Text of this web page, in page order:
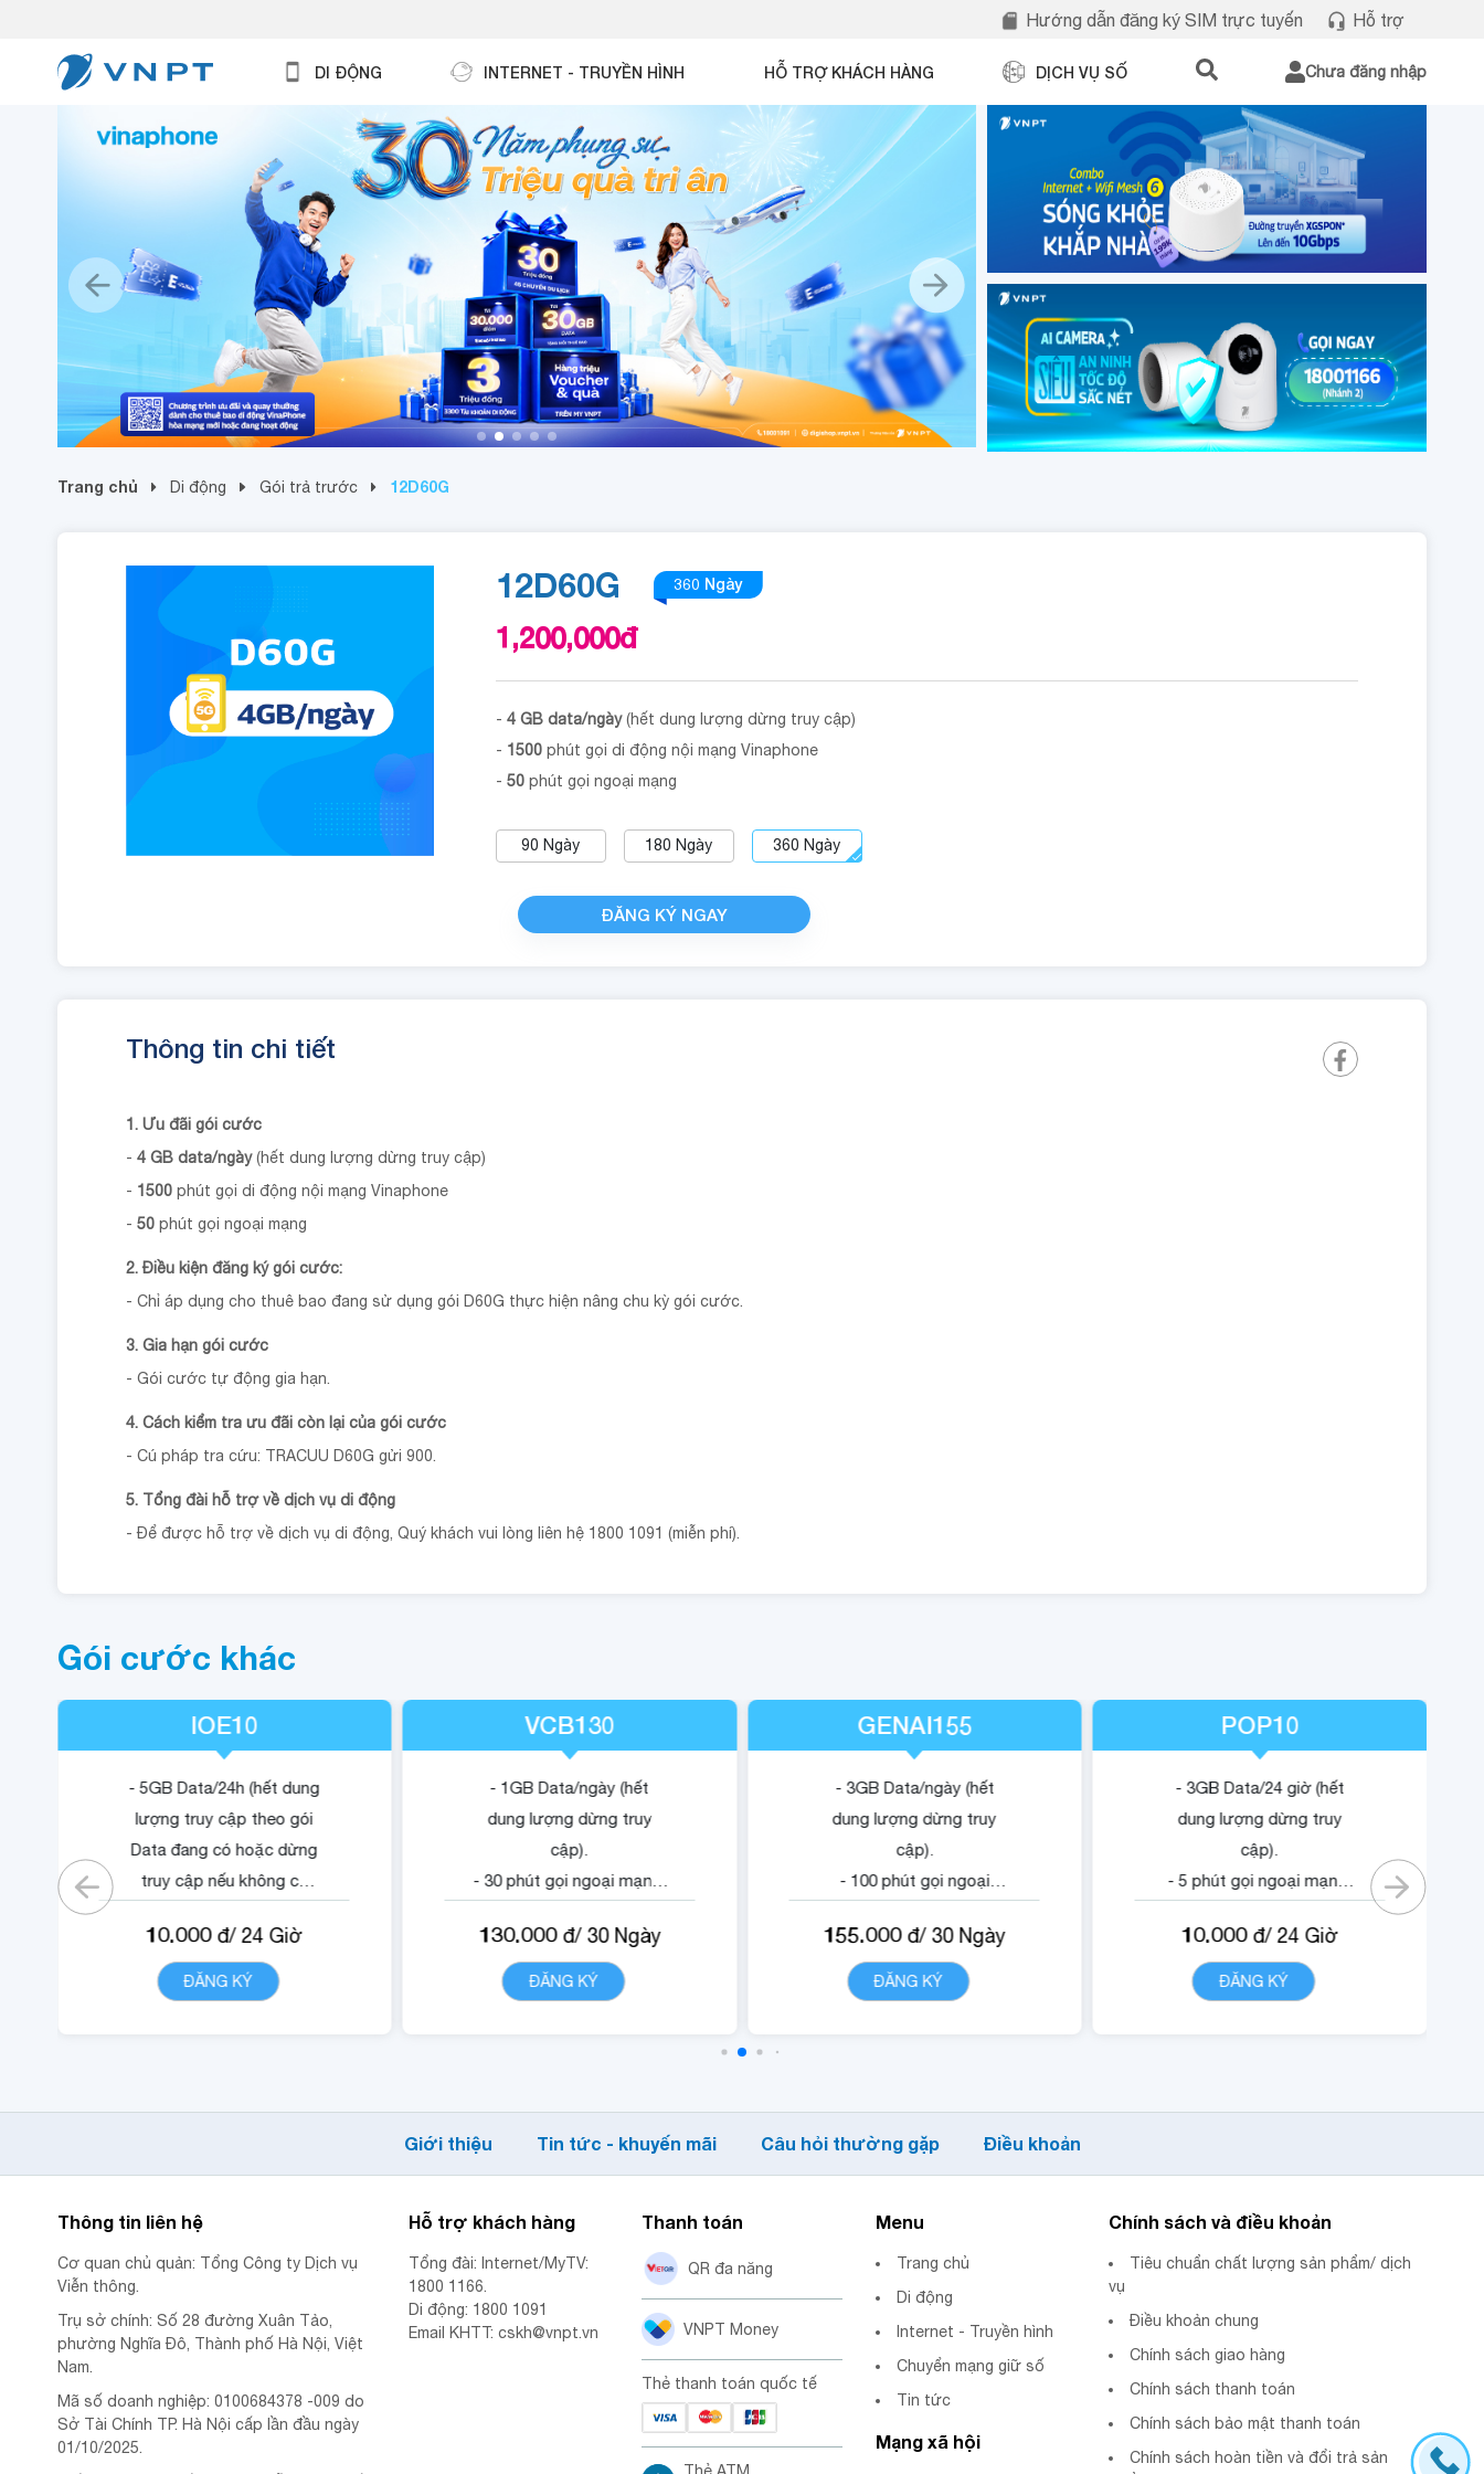
Hướng dẫn đăng ký SIM trực tuyến Hỗ trợ
DI ĐỘNG INTERNET - TRUYỀN HÌNH HỖ TRỢ KHÁCH HÀNG DỊCH VỤ SỐ Chưa đăng nhập
Trang chủ Di động Gói trả trước 12D60G
12D60G 360 Ngày
1,200,000đ
- 4 GB data/ngày(hết dung lượng dừng truy cập)
- 1500phút gọi di động nội mạng Vinaphone
- 50phút gọi ngoại mạng
90 Ngày 180 Ngày 360 Ngày
ĐĂNG KÝ NGAY
Thông tin chi tiết
1. Ưu đãi gói cước
- 4 GB data/ngày(hết dung lượng dừng truy cập)
- 1500 phút gọi di động nội mạng Vinaphone
- 50 phút gọi ngoại mạng
2. Điều kiện đăng ký gói cước:
- Chỉ áp dụng cho thuê bao đang sử dụng gói D60G thực hiện nâng chu kỳ gói cước.
3. Gia hạn gói cước
- Gói cước tự động gia hạn.
4. Cách kiểm tra ưu đãi còn lại của gói cước
- Cú pháp tra cứu: TRACUU D60G gửi 900.
5. Tổng đài hỗ trợ về dịch vụ di động
- Để được hỗ trợ về dịch vụ di động, Quý khách vui lòng liên hệ 1800 1091 (miễn phí).
Gói cước khác
IOE10
- 5GB Data/24h (hết dung
lượng truy cập theo gói
Data đang có hoặc dừng
truy cập nếu không có
- 05 phút ngoại mạng .
- Không tính cước cuộc
gọi nội mạng di động
10.000đ/ 24 Giờ
ĐĂNG KÝ
VCB130
- 1GB Data/ngày (hết
dung lượng dừng truy
cập).
- 30 phút gọi ngoại mạng.
mạng VNP.
- Quyền lợi sử dụng nội
dung dịch vụ VNPT
130.000đ/ 30 Ngày
CHI TIẾT ĐĂNG KÝ
GENAI155
- 3GB Data/ngày (hết
dung lượng dừng truy
cập).
- 100 phút gọi ngoại
- 1500 phút gọi di động nội
mạng VinaPhone.
- Miễn phí data truy cập
155.000đ/ 30 Ngày
CHI TIẾT ĐĂNG KÝ
POP10
- 3GB Data/24 giờ (hết
dung lượng dừng truy
cập).
- 5 phút gọi ngoại mạng.
gọi nội mạng di động
VinaPhone dưới 20 phút
(tối đa 1440 phút).
10.000đ/ 24 Giờ
CHI TIẾT ĐĂNG KÝCHI TIẾT
Giới thiệu Tin tức - khuyến mãi Câu hỏi thường gặp Điều khoản
Thông tin liên hệ
Cơ quan chủ quản: Tổng Công ty Dịch vụ
Viễn thông.
Trụ sở chính: Số 28 đường Xuân Tảo,
phường Nghĩa Đô, Thành phố Hà Nội, Việt
Nam.
Mã số doanh nghiệp: 0100684378 -009 do
Sở Tài Chính TP. Hà Nội cấp lần đầu ngày
01/10/2025.
Hỗ trợ khách hàng
Tổng đài: Internet/MyTV:
1800 1166.
Di động: 1800 1091
Email KHTT: cskh@vnpt.vn
Thanh toán
QR đa năng
VNPT Money
Thẻ thanh toán quốc tế
Thẻ ATM
Menu
Trang chủ
Di động
Internet - Truyền hình
Chuyển mạng giữ số
Tin tức
Mạng xã hội
Chính sách và điều khoản
Tiêu chuẩn chất lượng sản phẩm/ dịch
vụ
Điều khoản chung
Chính sách giao hàng
Chính sách thanh toán
Chính sách bảo mật thanh toán
Chính sách hoàn tiền và đổi trả sản